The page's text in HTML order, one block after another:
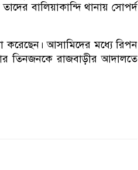
বালিয়াকান্দি থানায় সোপর্দ
করেছেন। আসামিদের মধ্যে রিপন
তিনজনকে রাজবাড়ীর আদালতে